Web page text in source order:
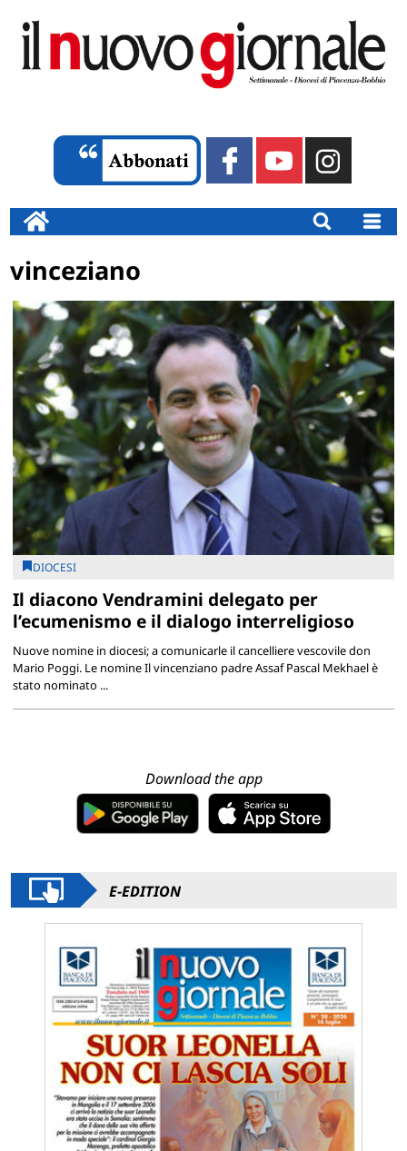
vinceziano
DIOCESI
Il diacono Vendramini delegato per
l’ecumenismo e il dialogo interreligioso
Nuove nomine in diocesi; a comunicarle il cancelliere vescovile don
Mario Poggi. Le nomine Il vincenziano padre Assaf Pascal Mekhael è
stato nominato ...
Download the app
E-EDITION